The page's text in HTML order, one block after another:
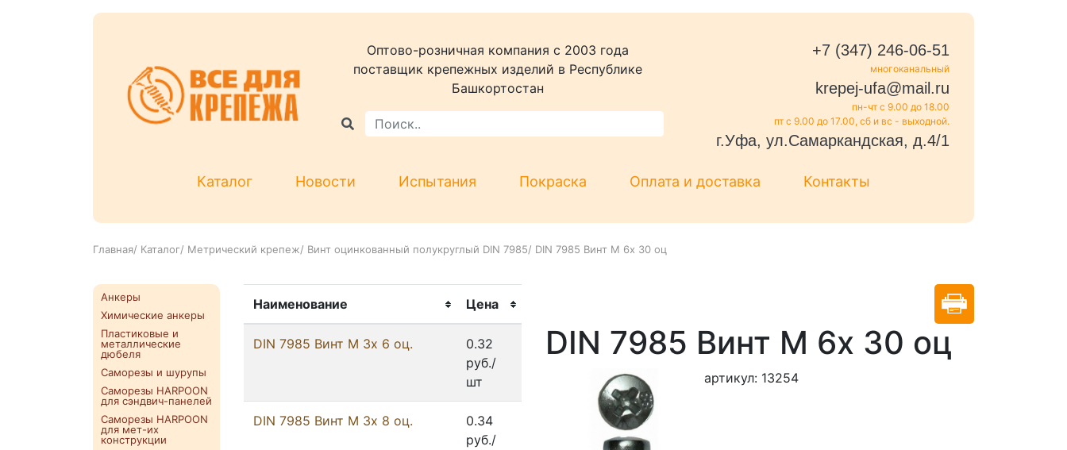
Оптово-розничная компания c 2003 года
поставщик крепежных изделий в Республике
Башкортостан
+7 (347) 246-06-51
многоканальный
krepej-ufa@mail.ru
пн-чт с 9.00 до 18.00
пт с 9.00 до 17.00, сб и вс - выходной.
г.Уфа, ул.Самаркандская, д.4/1
Каталог Новости Испытания Покраска Оплата и доставка Контакты
Главная/ Каталог/ Метрический крепеж/ Винт оцинкованный полукруглый DIN 7985/ DIN 7985 Винт М 6х 30 оц
Анкеры
Химические анкеры
Пластиковые и
металлические
дюбеля
Саморезы и шурупы
Саморезы HARPOON
для сэндвич-панелей
Саморезы HARPOON
для мет-их
конструкции
Наименование Цена
DIN 7985 Винт М 3х 6 оц.
0.32
руб./
шт
DIN 7985 Винт М 3х 8 оц.
0.34
руб./
DIN 7985 Винт М 6х 30 оц
артикул: 13254